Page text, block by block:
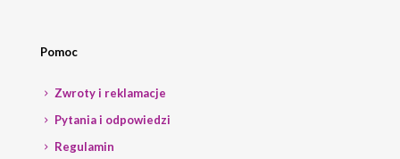
Pomoc
Zwroty i reklamacje
Pytania i odpowiedzi
Regulamin